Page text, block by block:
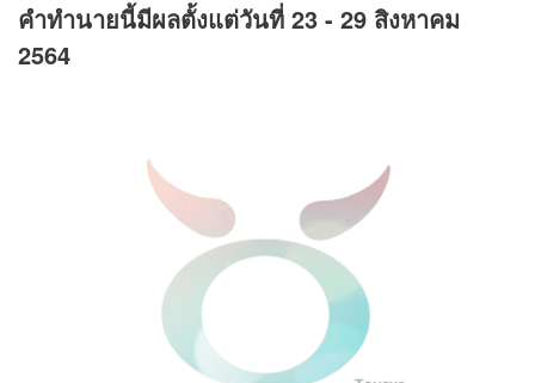
คำทำนายนี้มีผลตั้งแต่วันที่ 23 - 29 สิงหาคม
2564